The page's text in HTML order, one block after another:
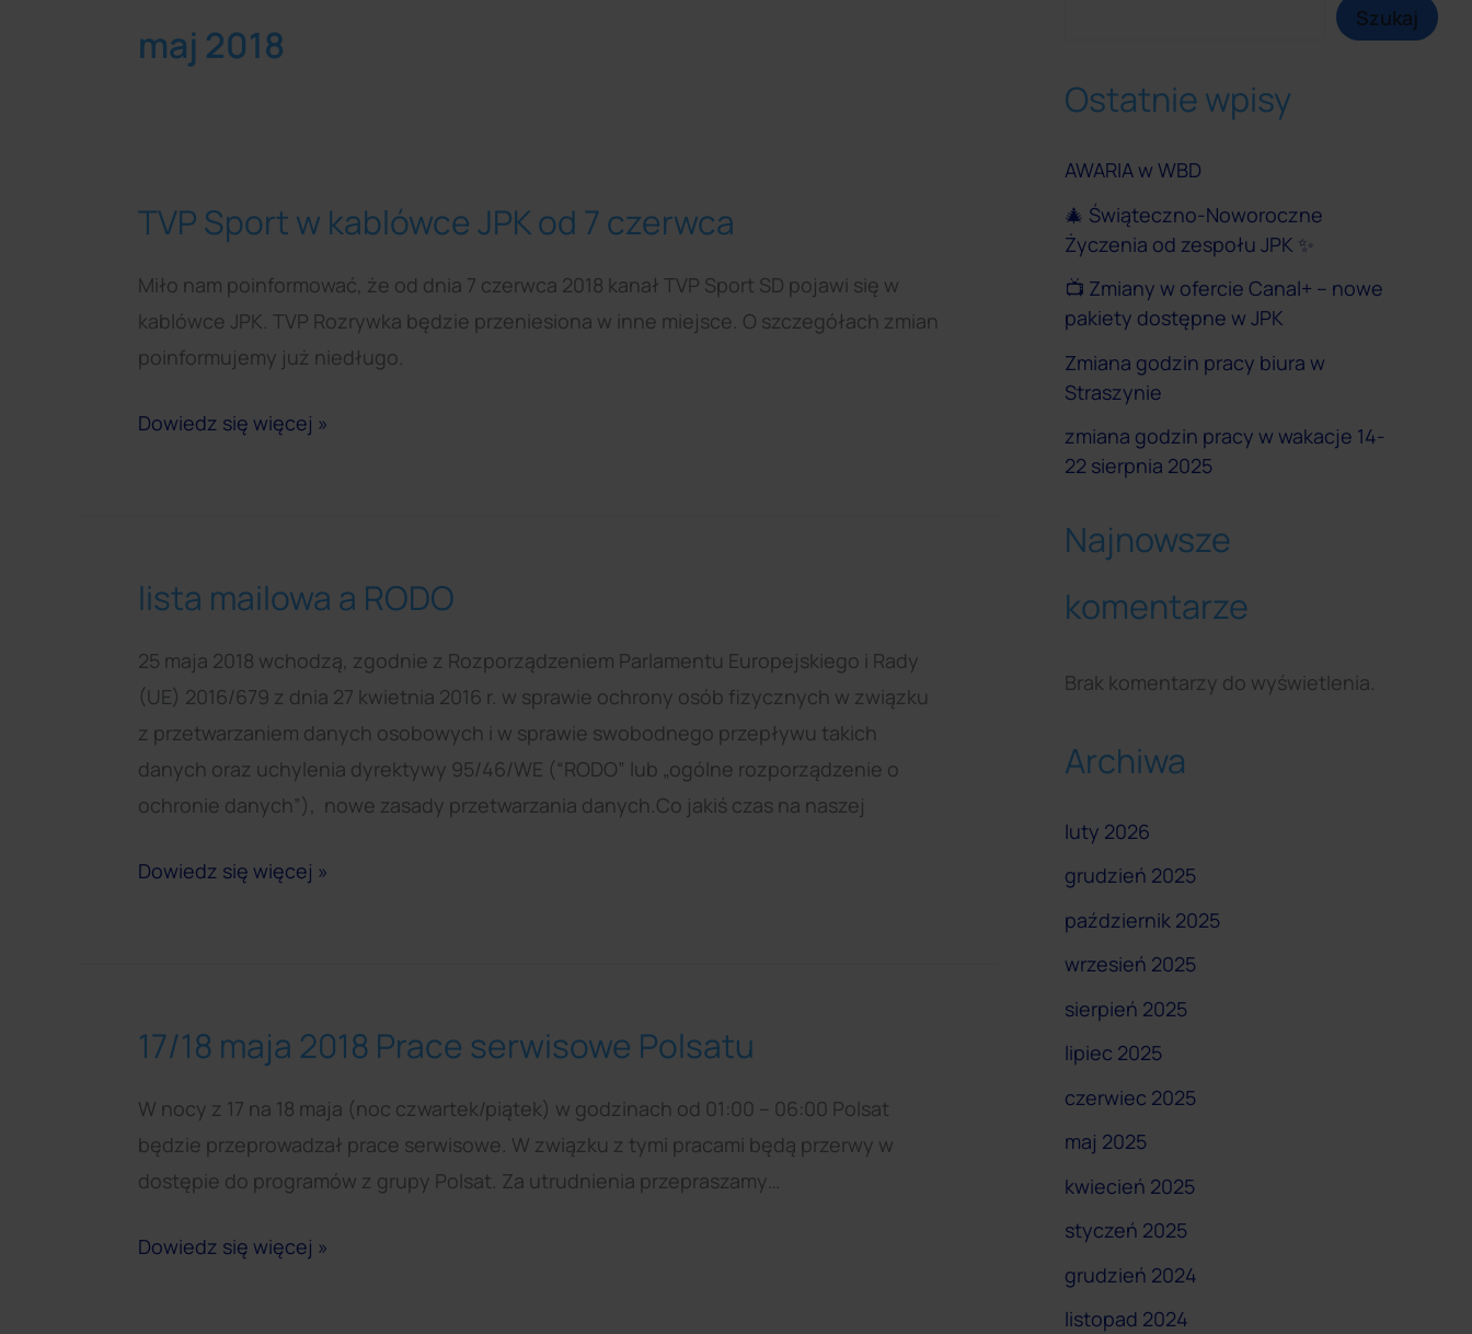
maj 2018
TVP Sport w kablówce JPK od 7 czerwca
Miło nam poinformować, że od dnia 7 czerwca 2018 kanał TVP Sport SD pojawi się w
kablówce JPK. TVP Rozrywka będzie przeniesiona w inne miejsce. O szczegółach zmian
poinformujemy już niedługo.
TVP
w
kablówce
JPK
7
Dowiedz się więcej »
lista mailowa a RODO
25 maja 2018 wchodzą, zgodnie z Rozporządzeniem Parlamentu Europejskiego i Rady
(UE) 2016/679 z dnia 27 kwietnia 2016 r. w sprawie ochrony osób fizycznych w związku
z przetwarzaniem danych osobowych i w sprawie swobodnego przepływu takich
danych oraz uchylenia dyrektywy 95/46/WE (“RODO” lub „ogólne rozporządzenie o
ochronie danych”), nowe zasady przetwarzania danych.Co jakiś czas na naszej
lista
a
RODO
Dowiedz się więcej »
17/18 maja 2018 Prace serwisowe Polsatu
W nocy z 17 na 18 maja (noc czwartek/piątek) w godzinach od 01:00 – 06:00 Polsat
będzie przeprowadzał prace serwisowe. W związku z tymi pracami będą przerwy w
dostępie do programów z grupy Polsat. Za utrudnienia przepraszamy…
17/18
2018
Prace
serwisowe
Dowiedz się więcej »
Szukaj
Ostatnie wpisy
AWARIA w WBD
🎄 Świąteczno-Noworoczne
Życzenia od zespołu JPK ✨
📺 Zmiany w ofercie Canal+ – nowe
pakiety dostępne w JPK
Zmiana godzin pracy biura w
Straszynie
zmiana godzin pracy w wakacje 14-
22 sierpnia 2025
Najnowsze
komentarze
Brak komentarzy do wyświetlenia.
Archiwa
luty 2026
grudzień 2025
październik 2025
wrzesień 2025
sierpień 2025
lipiec 2025
czerwiec 2025
maj 2025
kwiecień 2025
styczeń 2025
grudzień 2024
listopad 2024